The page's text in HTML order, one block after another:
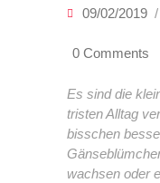
09/02/2019
0 Comments
Es sind die
tristen Alltag
bisschen
wachsen oder